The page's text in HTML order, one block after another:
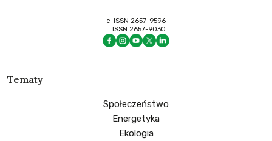
e-ISSN 2657-9596
ISSN 2657-9030
Tematy
Społeczeństwo
Energetyka
Ekologia